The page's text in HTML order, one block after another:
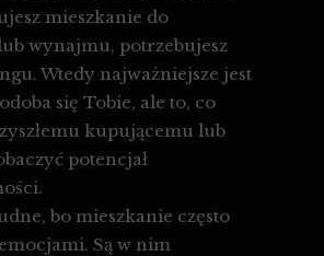
mieszkanie do
wynajmu, potrzebujesz
Wtedy najważniejsze jest
się Tobie, ale to, co
kupującemu lub
potencjał
bo mieszkanie często
Są w nim